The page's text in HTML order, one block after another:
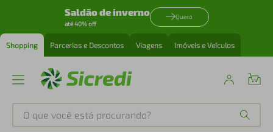
Saldão de inverno
até 40% off
Quero
Shopping Parcerias e Descontos Viagens Imóveis e Veículos
O que você está procurando?